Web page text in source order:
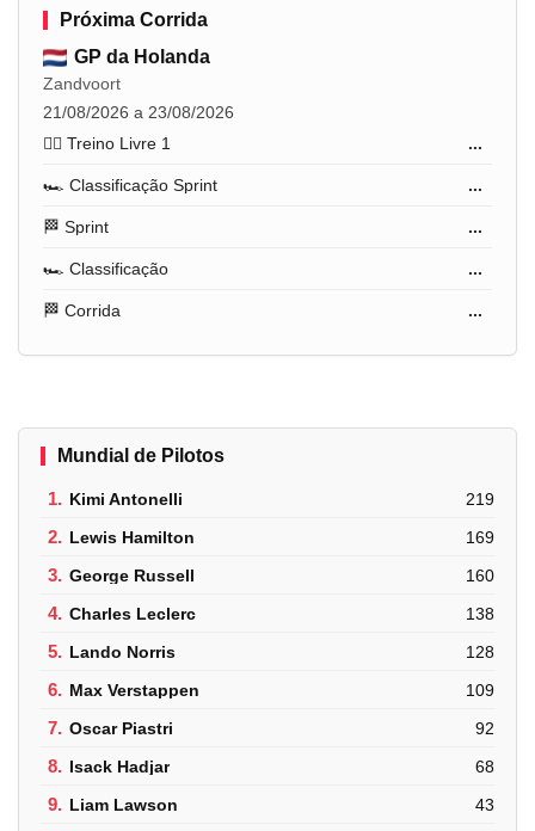
Próxima Corrida
GP da Holanda
Zandvoort
21/08/2026 a 23/08/2026
🏋️‍♂️ Treino Livre 1
...
🏎️ Classificação Sprint ...
🏁 Sprint ...
🏎️ Classificação ...
🏁 Corrida ...
Mundial de Pilotos
1. Kimi Antonelli 219
2. Lewis Hamilton 169
3. George Russell 160
4. Charles Leclerc 138
5. Lando Norris 128
6. Max Verstappen 109
7. Oscar Piastri 92
8. Isack Hadjar 68
9. Liam Lawson 43